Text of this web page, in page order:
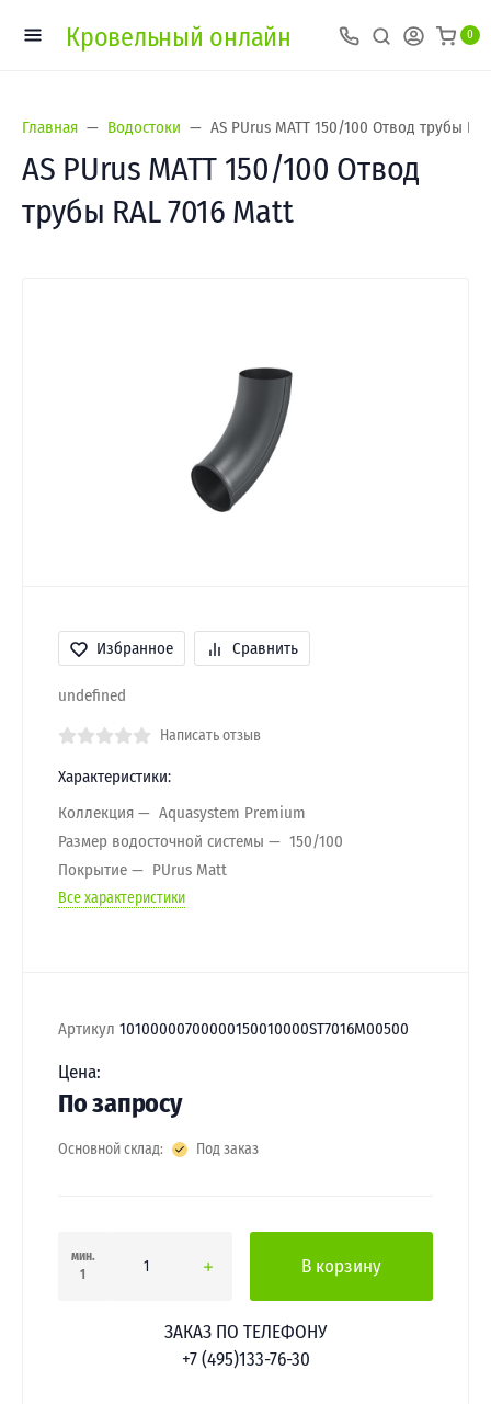
Кровельный онлайн 0
Главная Водостоки AS PUrus MATT 150/100 Отвод трубы
AS PUrus MATT 150/100 Отвод
трубы RAL 7016 Matt
Избранное Сравнить
undefined
Написать отзыв
Характеристики:
Коллекция
Aquasystem Premium
Размер водосточной системы
150/100
Покрытие
PUrus Matt
Все характеристики
Артикул 10100000700000150010000ST7016М00500
Цена:
По запросу
Основной склад: Под заказ
мин.
1
В корзину
ЗАКАЗ ПО ТЕЛЕФОНУ
+7 (495)133-76-30